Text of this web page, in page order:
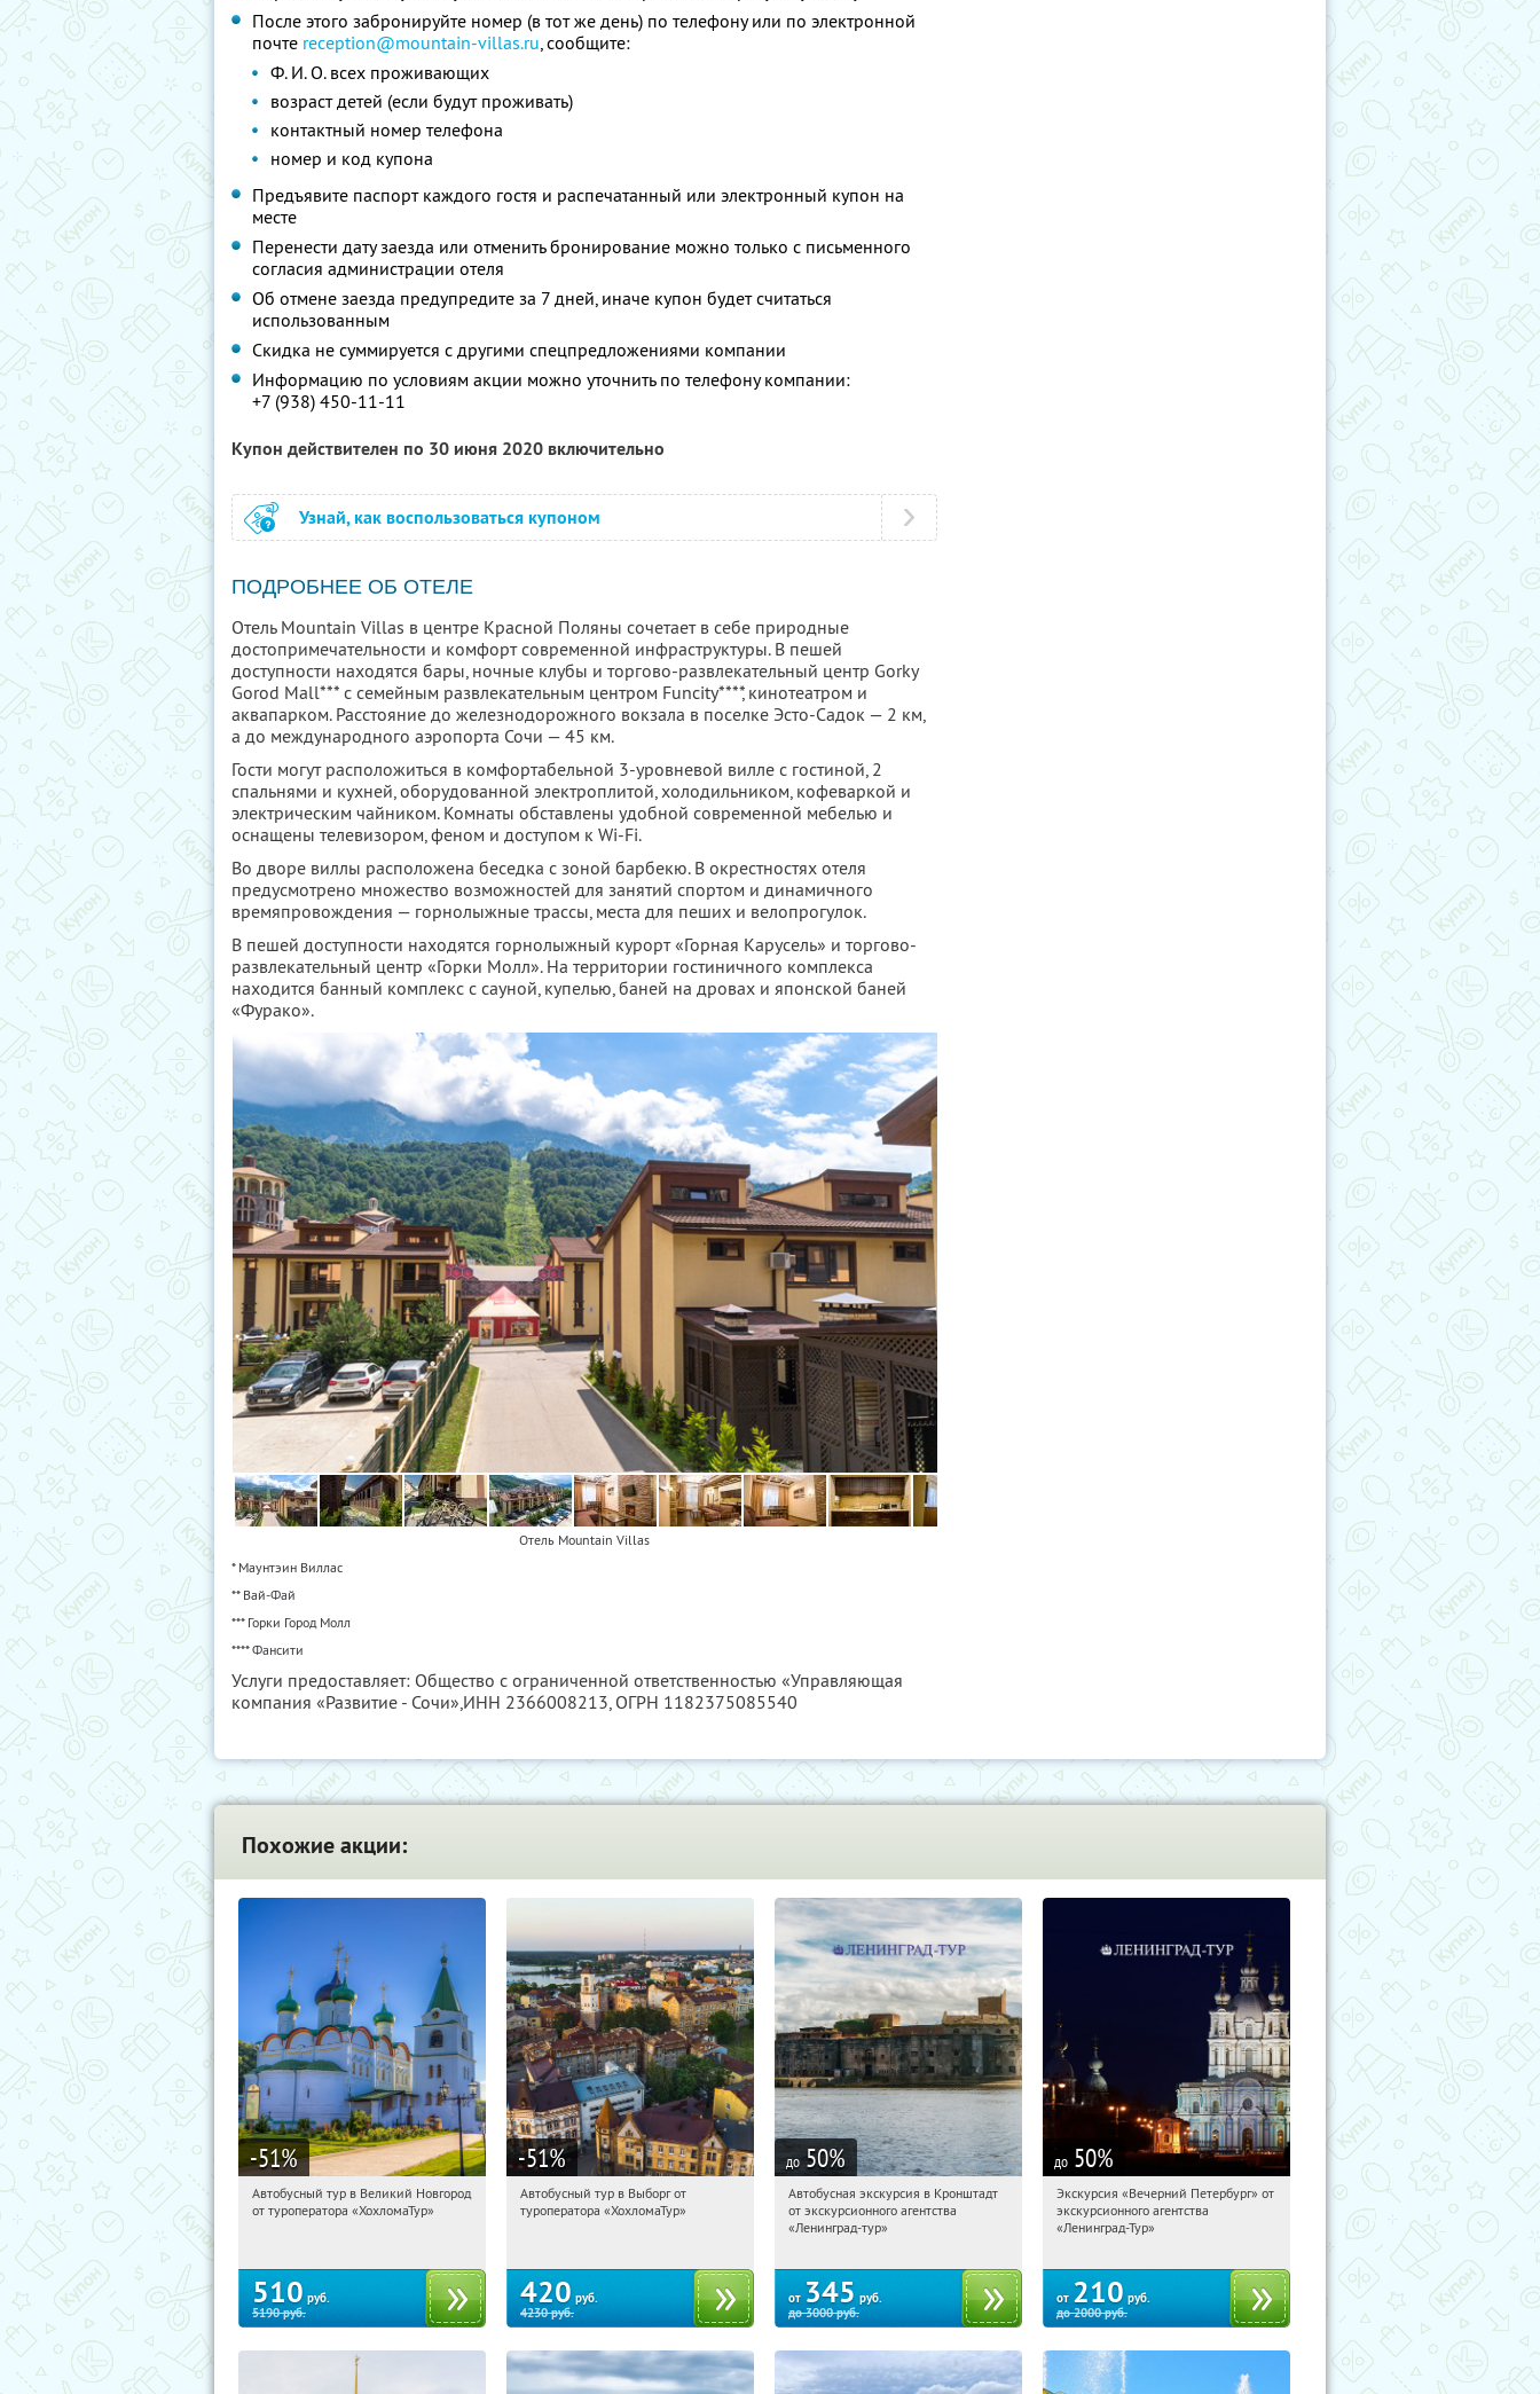
После этого забронируйте номер (в тот же день) по телефону или по электронной
почте reception@mountain-villas.ru, сообщите:
Ф. И. О. всех проживающих
возраст детей (если будут проживать)
контактный номер телефона
номер и код купона
Предъявите паспорт каждого гостя и распечатанный или электронный купон на
месте
Перенести дату заезда или отменить бронирование можно только с письменного
согласия администрации отеля
Об отмене заезда предупредите за 7 дней, иначе купон будет считаться
использованным
Скидка не суммируется с другими спецпредложениями компании
Информацию по условиям акции можно уточнить по телефону компании:
+7 (938) 450-11-11
Купон действителен по 30 июня 2020 включительно
Узнай, как воспользоваться купоном
ПОДРОБНЕЕ ОБ ОТЕЛЕ
Отель Mountain Villas в центре Красной Поляны сочетает в себе природные
достопримечательности и комфорт современной инфраструктуры. В пешей
доступности находятся бары, ночные клубы и торгово-развлекательный центр Gorky
Gorod Mall*** с семейным развлекательным центром Funcity****, кинотеатром и
аквапарком. Расстояние до железнодорожного вокзала в поселке Эсто-Садок — 2 км,
а до международного аэропорта Сочи — 45 км.
Гости могут расположиться в комфортабельной 3-уровневой вилле с гостиной, 2
спальнями и кухней, оборудованной электроплитой, холодильником, кофеваркой и
электрическим чайником. Комнаты обставлены удобной современной мебелью и
оснащены телевизором, феном и доступом к Wi-Fi.
Во дворе виллы расположена беседка с зоной барбекю. В окрестностях отеля
предусмотрено множество возможностей для занятий спортом и динамичного
времяпровождения — горнолыжные трассы, места для пеших и велопрогулок.
В пешей доступности находятся горнолыжный курорт «Горная Карусель» и торгово-
развлекательный центр «Горки Молл». На территории гостиничного комплекса
находится банный комплекс с сауной, купелью, баней на дровах и японской баней
«Фурако».
Отель Mountain Villas
* Маунтэин Виллас
** Вай-Фай
*** Горки Город Молл
**** Фансити
Услуги предоставляет: Общество с ограниченной ответственностью «Управляющая
компания «Развитие - Сочи»,ИНН 2366008213, ОГРН 1182375085540
Похожие акции:
-51%
10:43:20 Купили:2
Автобусный тур в Великий Новгород
от туроператора «ХохломаТур»
510 руб.
5190руб.
-51%
10:43:20 Купили:
Автобусный тур в Выборг от
туроператора «ХохломаТур»
420 руб.
4230руб.
до 50%
10:43:20 Купили:
Площадь Восстания
Автобусная экскурсия в Кронштадт
от экскурсионного агентства
«Ленинград-тур»
от 345 руб.
до3000руб.
до 50%
10:43:20 Купили: 15
Площадь Восстания
Экскурсия «Вечерний Петербург» от
экскурсионного агентства
«Ленинград-Тур»
от 210 руб.
до2000руб.